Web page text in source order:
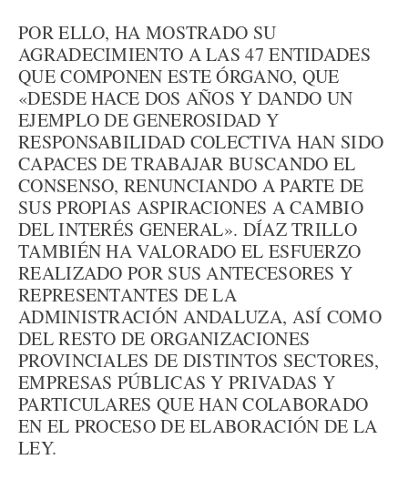
POR ELLO, HA MOSTRADO SU
AGRADECIMIENTO A LAS 47 ENTIDADES
QUE COMPONEN ESTE ÓRGANO, QUE
«DESDE HACE DOS AÑOS Y DANDO UN
EJEMPLO DE GENEROSIDAD Y
RESPONSABILIDAD COLECTIVA HAN SIDO
CAPACES DE TRABAJAR BUSCANDO EL
CONSENSO, RENUNCIANDO A PARTE DE
SUS PROPIAS ASPIRACIONES A CAMBIO
DEL INTERÉS GENERAL». DÍAZ TRILLO
TAMBIÉN HA VALORADO EL ESFUERZO
REALIZADO POR SUS ANTECESORES Y
REPRESENTANTES DE LA
ADMINISTRACIÓN ANDALUZA, ASÍ COMO
DEL RESTO DE ORGANIZACIONES
PROVINCIALES DE DISTINTOS SECTORES,
EMPRESAS PÚBLICAS Y PRIVADAS Y
PARTICULARES QUE HAN COLABORADO
EN EL PROCESO DE ELABORACIÓN DE LA
LEY.